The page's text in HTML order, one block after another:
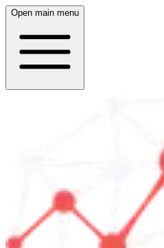
Open main menu